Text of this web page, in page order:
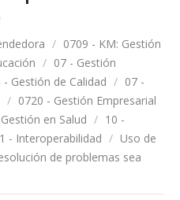
/ 0709 - KM: Gestión
/ 07 - Gestión
- Gestión de Calidad / 07 -
/ 0720 - Gestión Empresarial
en Salud / 10 -
- Interoperabilidad / Uso de
de problemas sea